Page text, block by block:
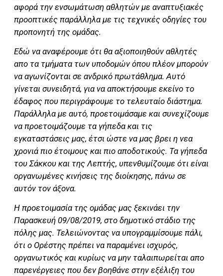
αφορά την ενσωμάτωση αθλητών με αναπτυξιακές
προοπτικές παράλληλα με τις τεχνικές οδηγίες του
προπονητή της ομάδας.
Εδώ να αναφέρουμε ότι θα αξιοποιηθούν αθλητές
απο τα τμήματα των υποδομών όπου πλέον μπορούν
να αγωνίζονται σε ανδρικό πρωτάθλημα. Αυτό
γίνεται συνειδητά, για να αποκτήσουμε εκείνο το
έδαφος που περιγράφουμε το τελευταίο διάστημα.
Παράλληλα με αυτό, προετοιμάσαμε και συνεχίζουμε
να προετοιμάζουμε τα γήπεδα και τις
εγκαταστάσεις μας, έτσι ώστε να μας βρει η νεα
χρονιά πιο έτοιμους και πιο αποδοτικούς. Τα γήπεδα
του Σάκκου και της Λεπτής, υπενθυμίζουμε ότι είναι
οργανωμένες κινήσεις της διοίκησης, πάνω σε
αυτόν τον άξονα.
Η προετοιμασία της ομάδας μας ξεκινάει την
Παρασκευή 09/08/2019, στο δημοτικό στάδιο της
πόλης μας. Τελειώνοντας να υπογραμμίσουμε πάλι,
ότι ο Ορέστης πρέπει να παραμένει ισχυρός,
οργανωτικός και κυρίως να μην ταλαιπωρείται απο
παρενέργειες που δεν βοηθάνε στην εξέλιξη του